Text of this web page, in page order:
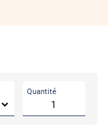
Quantité